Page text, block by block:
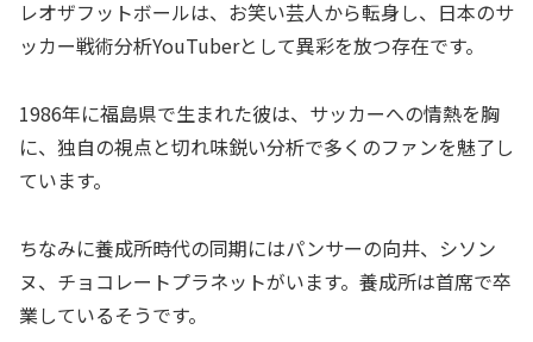
レオザフットボールは、お笑い芸人から転身し、日本のサ
ッカー戦術分析YouTuberとして異彩を放つ存在です。
1986年に福島県で生まれた彼は、サッカーへの情熱を胸
に、独自の視点と切れ味鋭い分析で多くのファンを魅了し
ています。
ちなみに養成所時代の同期にはパンサーの向井、シソン
ヌ、チョコレートプラネットがいます。養成所は首席で卒
業しているそうです。